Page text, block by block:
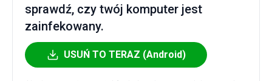
sprawdź, czy twój komputer jest
zainfekowany.
USUŃ TO TERAZ (Android)